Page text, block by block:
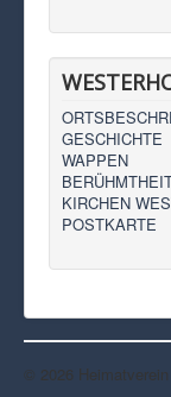
GESCHICHTE
WAPPEN
KIRCHEN
POSTKARTE
© 2026